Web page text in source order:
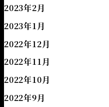
2023年2月
2023年1月
2022年12月
2022年11月
2022年10月
2022年9月